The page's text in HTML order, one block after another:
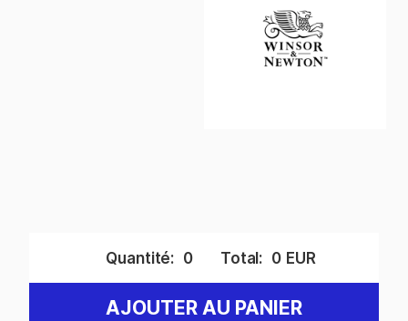
Quantité: 0 Total: 0 EUR
AJOUTER AU PANIER